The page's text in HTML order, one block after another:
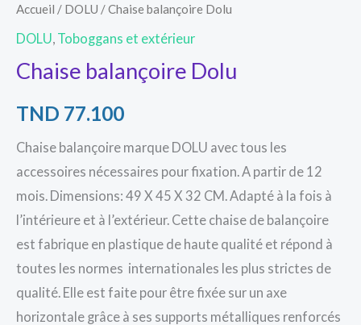
Accueil / DOLU / Chaise balançoire Dolu
DOLU Toboggans et extérieur
Chaise balançoire Dolu
TND 77.100
Chaise balançoire marque DOLU avec tous les
accessoires nécessaires pour fixation. A partir de 12
mois. Dimensions: 49 X 45 X 32 CM. Adapté à la fois à
l’intérieure et à l’extérieur. Cette chaise de balançoire
est fabrique en plastique de haute qualité et répond à
toutes les normes internationales les plus strictes de
qualité. Elle est faite pour être fixée sur un axe
horizontale grâce à ses supports métalliques renforcés